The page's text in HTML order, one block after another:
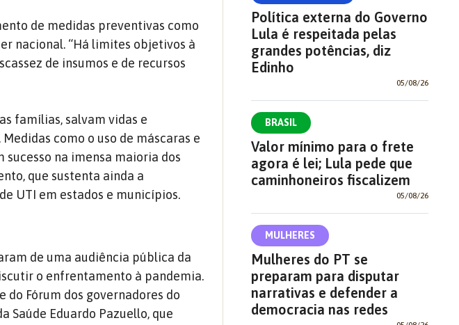
de medidas preventivas como
nacional. “Há limites objetivos à
de insumos e de recursos
famílias, salvam vidas e
como o uso de máscaras e
na imensa maioria dos
que sustenta ainda a
UTI em estados e municípios.
de uma audiência pública da
o enfrentamento à pandemia.
do Fórum dos governadores do
Saúde Eduardo Pazuello, que
Política externa do Governo
Lula é respeitada pelas
grandes potências, diz
Edinho
05/08/26
BRASIL
Valor mínimo para o frete
agora é lei; Lula pede que
caminhoneiros fiscalizem
05/08/26
MULHERES
Mulheres do PT se
preparam para disputar
narrativas e defender a
democracia nas redes